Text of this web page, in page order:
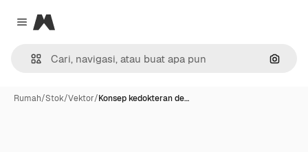
Close menu
Magnific
Rumah/Stok/Vektor/Konsep kedokteran de…